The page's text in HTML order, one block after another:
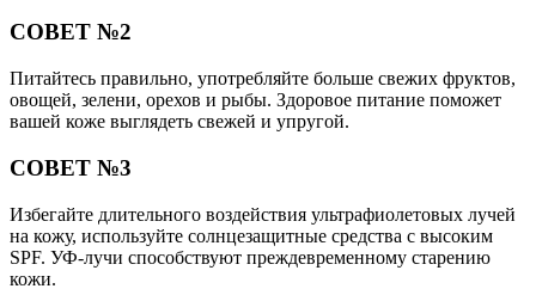
СОВЕТ №2
Питайтесь правильно, употребляйте больше свежих фруктов,
овощей, зелени, орехов и рыбы. Здоровое питание поможет
вашей коже выглядеть свежей и упругой.
СОВЕТ №3
Избегайте длительного воздействия ультрафиолетовых лучей
на кожу, используйте солнцезащитные средства с высоким
SPF. УФ-лучи способствуют преждевременному старению
кожи.